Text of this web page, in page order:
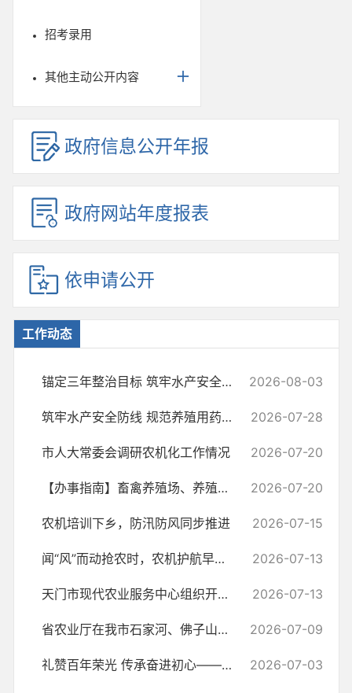
招考录用
其他主动公开内容
政府信息公开年报
政府网站年度报表
依申请公开
工作动态
​锚定三年整治目标 筑牢水产安全防线——水产养殖滥用药专项整治暨绿色... 2026-08-03
筑牢水产安全防线 规范养殖用药行为——市现代农业服务中心开展水产养殖... 2026-07-28
市人大常委会调研农机化工作情况 2026-07-20
【办事指南】畜禽养殖场、养殖小区备案 2026-07-20
农机培训下乡，防汛防风同步推进 2026-07-15
闻“风”而动抢农时，农机护航早稻归仓-—市农机推广站下沉一线筑牢粮食... 2026-07-13
天门市现代农业服务中心组织开展2026年农机报废更新实施培训活动 2026-07-13
省农业厅在我市石家河、佛子山、九真三镇 启动稻田综合养殖卫星标记调... 2026-07-09
礼赞百年荣光 传承奋进初心——天门市现代农业服务中心举办庆祝中国共产... 2026-07-03